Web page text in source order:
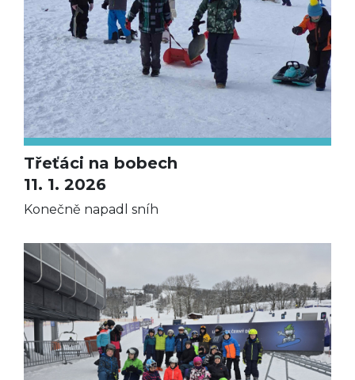
Třeťáci na bobech
11. 1. 2026
Konečně napadl sníh